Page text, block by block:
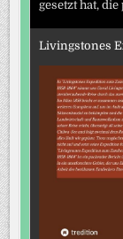
gesetzt hat,
Livingstones